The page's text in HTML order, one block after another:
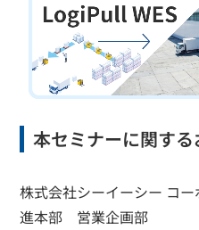
本セミナーに関す
株式会社シーイーシー コ
進本部 営業企画部